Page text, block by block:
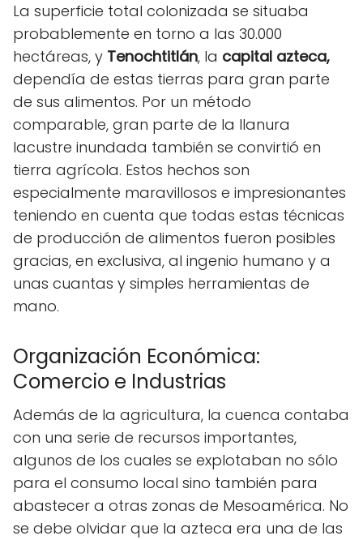
La superficie total colonizada se situaba
probablemente en torno a las 30.000
hectáreas, y Tenochtitlán, la capital azteca,
dependía de estas tierras para gran parte
de sus alimentos. Por un método
comparable, gran parte de la llanura
lacustre inundada también se convirtió en
tierra agrícola. Estos hechos son
especialmente maravillosos e impresionantes
teniendo en cuenta que todas estas técnicas
de producción de alimentos fueron posibles
gracias, en exclusiva, al ingenio humano y a
unas cuantas y simples herramientas de
mano.
Organización Económica:
Comercio e Industrias
Además de la agricultura, la cuenca contaba
con una serie de recursos importantes,
algunos de los cuales se explotaban no sólo
para el consumo local sino también para
abastecer a otras zonas de Mesoamérica. No
se debe olvidar que la azteca era una de las